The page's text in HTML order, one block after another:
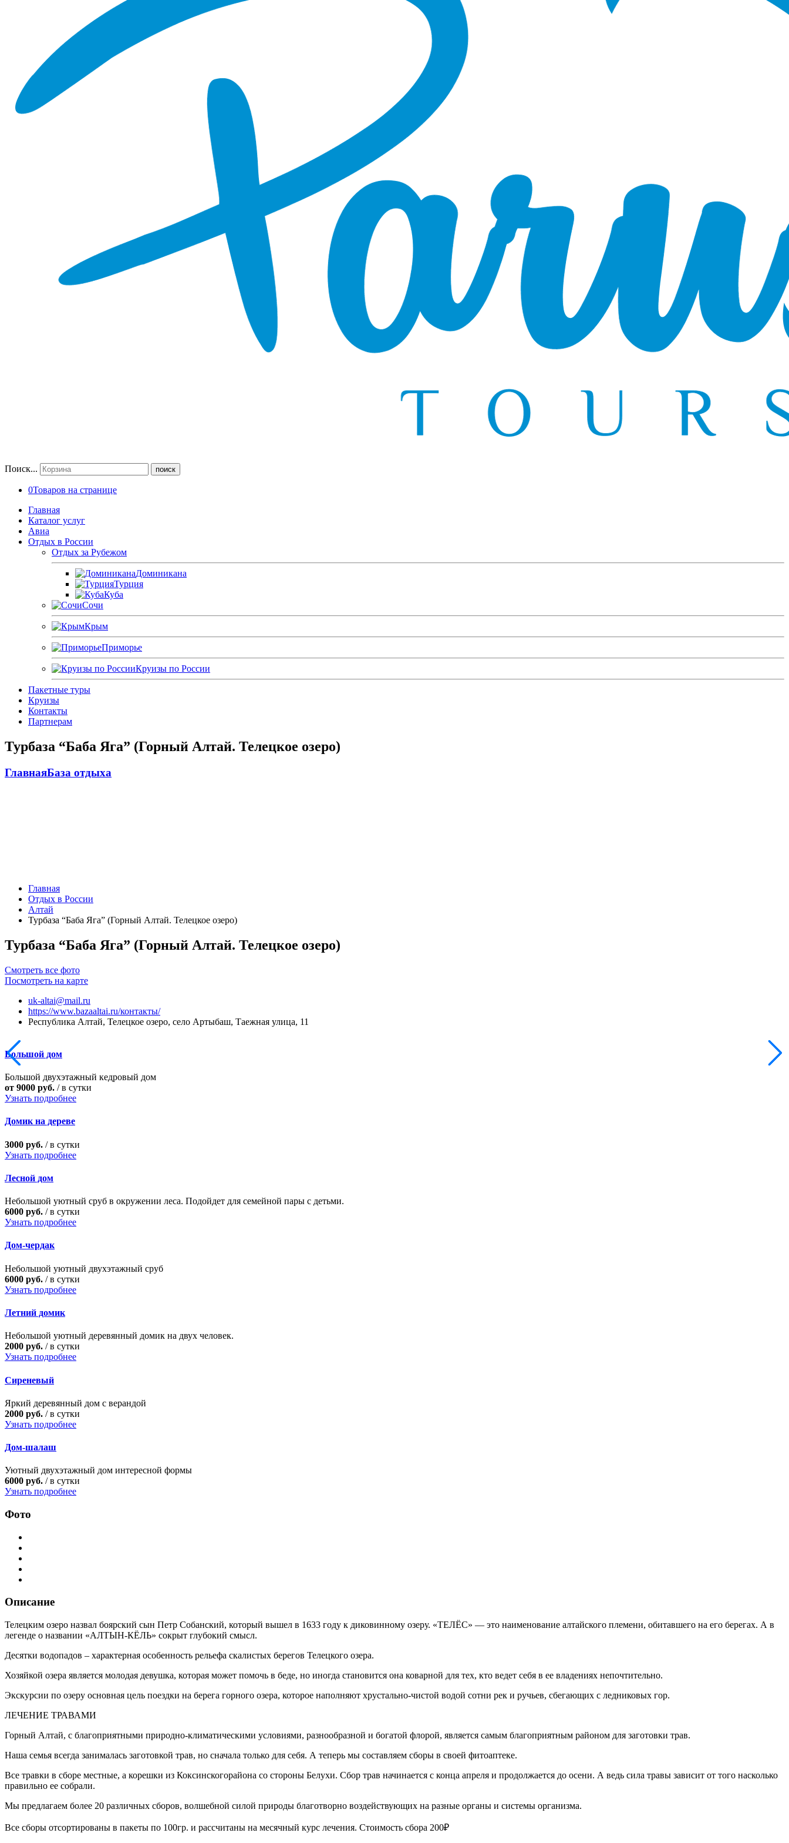
Поиск... поиск
0Товаров на странице
Главная
Каталог услуг
Авиа
Отдых в России
Отдых за Рубежом
Доминикана
Турция
Куба
Сочи
Крым
Приморье
Круизы по России
Пакетные туры
Круизы
Контакты
Партнерам
Турбаза “Баба Яга” (Горный Алтай. Телецкое озеро)
ГлавнаяБаза отдыха
Главная
Отдых в России
Алтай
Турбаза “Баба Яга” (Горный Алтай. Телецкое озеро)
Турбаза “Баба Яга” (Горный Алтай. Телецкое озеро)
Смотреть все фото
Посмотреть на карте
uk-altai@mail.ru
https://www.bazaaltai.ru/контакты/
Республика Алтай, Телецкое озеро, село Артыбаш, Таежная улица, 11
Большой дом
Большой двухэтажный кедровый дом
от 9000 руб. / в сутки
Узнать подробнее
Домик на дереве
3000 руб. / в сутки
Узнать подробнее
Лесной дом
Небольшой уютный сруб в окружении леса. Подойдет для семейной пары с детьми.
6000 руб. / в сутки
Узнать подробнее
Дом-чердак
Небольшой уютный двухэтажный сруб
6000 руб. / в сутки
Узнать подробнее
Летний домик
Небольшой уютный деревянный домик на двух человек.
2000 руб. / в сутки
Узнать подробнее
Сиреневый
Яркий деревянный дом с верандой
2000 руб. / в сутки
Узнать подробнее
Дом-шалаш
Уютный двухэтажный дом интересной формы
6000 руб. / в сутки
Узнать подробнее
Фото
Описание
Телецким озеро назвал боярский сын Петр Собанский, который вышел в 1633 году к диковинному озеру. «ТЕЛЁС» — это наименование алтайского племени, обитавшего на его берегах. А в
легенде о названии «АЛТЫН-КЁЛЬ» сокрыт глубокий смысл.
Десятки водопадов – характерная особенность рельефа скалистых берегов Телецкого озера.
Хозяйкой озера является молодая девушка, которая может помочь в беде, но иногда становится она коварной для тех, кто ведет себя в ее владениях непочтительно.
Экскурсии по озеру основная цель поездки на берега горного озера, которое наполняют хрустально-чистой водой сотни рек и ручьев, сбегающих с ледниковых гор.
ЛЕЧЕНИЕ ТРАВАМИ
Горный Алтай, с благоприятными природно-климатическими условиями, разнообразной и богатой флорой, является самым благоприятным районом для заготовки трав.
Наша семья всегда занималась заготовкой трав, но сначала только для себя. А теперь мы составляем сборы в своей фитоаптеке.
Все травки в сборе местные, а корешки из Коксинскогорайона со стороны Белухи. Сбор трав начинается с конца апреля и продолжается до осени. А ведь сила травы зависит от того насколько
правильно ее собрали.
Мы предлагаем более 20 различных сборов, волшебной силой природы благотворно воздействующих на разные органы и системы организма.
Все сборы отсортированы в пакеты по 100гр. и рассчитаны на месячный курс лечения. Стоимость сбора 200₽